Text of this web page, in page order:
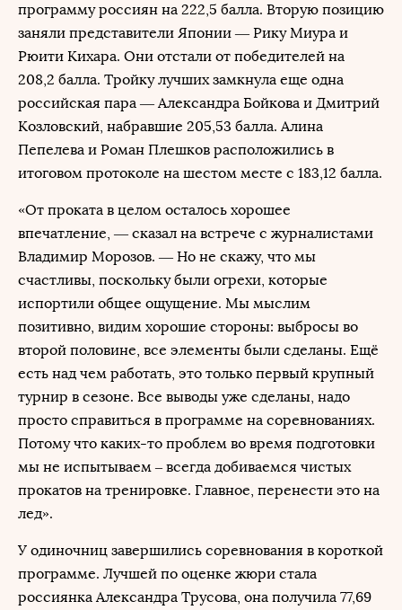
программу россиян на 222,5 балла. Вторую позицию
заняли представители Японии — Рику Миура и
Рюити Кихара. Они отстали от победителей на
208,2 балла. Тройку лучших замкнула еще одна
российская пара — Александра Бойкова и Дмитрий
Козловский, набравшие 205,53 балла. Алина
Пепелева и Роман Плешков расположились в
итоговом протоколе на шестом месте с 183,12 балла.
«От проката в целом осталось хорошее
впечатление, — сказал на встрече с журналистами
Владимир Морозов. — Но не скажу, что мы
счастливы, поскольку были огрехи, которые
испортили общее ощущение. Мы мыслим
позитивно, видим хорошие стороны: выбросы во
второй половине, все элементы были сделаны. Ещё
есть над чем работать, это только первый крупный
турнир в сезоне. Все выводы уже сделаны, надо
просто справиться в программе на соревнованиях.
Потому что каких-то проблем во время подготовки
мы не испытываем – всегда добиваемся чистых
прокатов на тренировке. Главное, перенести это на
лед».
У одиночниц завершились соревнования в короткой
программе. Лучшей по оценке жюри стала
россиянка Александра Трусова, она получила 77,69